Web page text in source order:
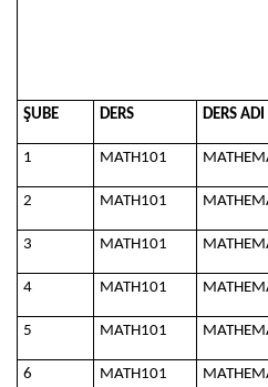
ŞUBE DERS DERS ADI
1 MATH101
2 MATH101
3 MATH101
4 MATH101
5 MATH101
6 MATH101